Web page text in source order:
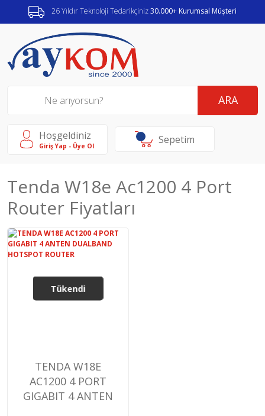
26 Yıldır Teknoloji Tedarikçiniz30.000+ Kurumsal Müşteri
ARA
Hoşgeldiniz
Giriş Yap - Üye Ol Sepetim
Tenda W18e Ac1200 4 Port
Router Fiyatları
Tükendi
TENDA W18E
AC1200 4 PORT
GIGABIT 4 ANTEN